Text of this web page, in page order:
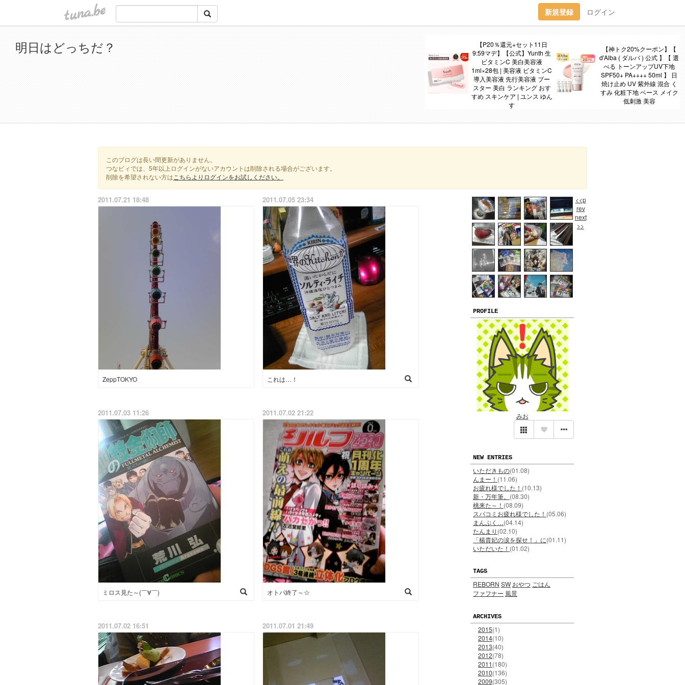
tuna.be 新規登録 ログイン
【P20％還元+セット11日
9:59マデ】【公式】Yunth 生
ビタミンC 美白美容液
1ml×28包 | 美容液 ビタミンC
導入美容液 先行美容液 ブー
スター 美白 ランキング おす
すめ スキンケア | ユンス ゆん
す
【神トク20%クーポン】【
d'Alba ( ダルバ ) 公式 】【 選
べる トーンアップUV下地
SPF50+ PA++++ 50ml 】 日
焼け止め UV 紫外線 混合 く
すみ 化粧下地 ベース メイク
低刺激 美容
明日はどっちだ？
このブログは長い間更新がありません。
つなビィでは、5年以上ログインがないアカウントは削除される場合がございます。
削除を希望されない方は こちらよりログインをお試しください。
<<p
rev
next
>>
PROFILE
みお
NEW ENTRIES
いただきもの(01.08)
んまー！ (11.06)
お疲れ様でした！ (10.13)
新・万年筆。 (08.30)
桃来た～！ (08.09)
スパコミお疲れ様でした！ (05.06)
まんぷく…(04.14)
たんまり (02.10)
「楊貴妃の涙を探せ！」に(01.11)
いただいた！ (01.02)
TAGS
REBORN SW おやつ ごはん
ファフナー 風景
ARCHIVES
2015(1)
2014(10)
2013(40)
2012(78)
2011(180)
2010(136)
2009(305)
2011.07.21 18:48
ZeppTOKYO
2011.07.05 23:34
これは…！
2011.07.03 11:26
ミロス見た～(￣∀￣)
2011.07.02 21:22
オトパ終了～☆
2011.07.02 16:51 2011.07.01 21:49